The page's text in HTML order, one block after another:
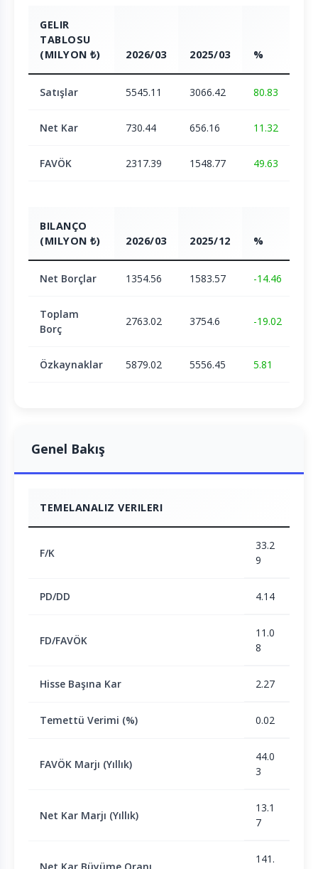
GELIR
TABLOSU
(MILYON ₺)
2026/03 2025/03 %
Satışlar 5545.11 3066.42 80.83
Net Kar 730.44 656.16 11.32
FAVÖK 2317.39 1548.77 49.63
BILANÇO
(MILYON ₺)
2026/03 2025/12 %
Net Borçlar 1354.56 1583.57 -14.46
Toplam
Borç
2763.02 3754.6 -19.02
Özkaynaklar 5879.02 5556.45 5.81
Genel Bakış
TEMELANALIZ VERILERI
F/K
33.2
9
PD/DD 4.14
FD/FAVÖK
11.0
8
Hisse Başına Kar 2.27
Temettü Verimi (%) 0.02
FAVÖK Marjı (Yıllık)
44.0
3
Net Kar Marjı (Yıllık)
13.1
7
141.